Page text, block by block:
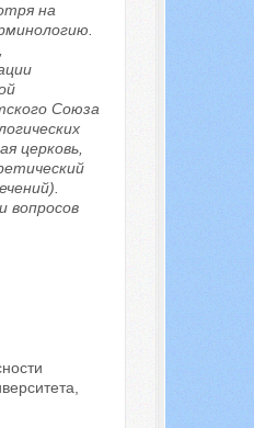
на
Союза
церковь,
вопросов